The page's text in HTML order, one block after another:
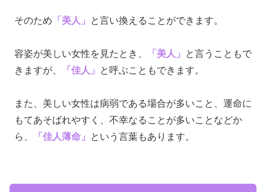
そのため 「美人」 と言い換えることができます。
容姿が美しい女性を見たとき、 「美人」
と言うこともで
きますが、
「佳人」 と呼ぶこともできます。
また、美しい女性は病弱である場合が多いこと、運命に
もてあそばれやすく、不幸なることが多いことなどか
ら、
「佳人薄命」 という言葉もあります。